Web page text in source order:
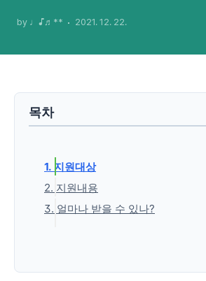
by ♩♪♬** 2021. 12. 22.
목차
1. 지원대상
2. 지원내용
3. 얼마나 받을 수 있나?